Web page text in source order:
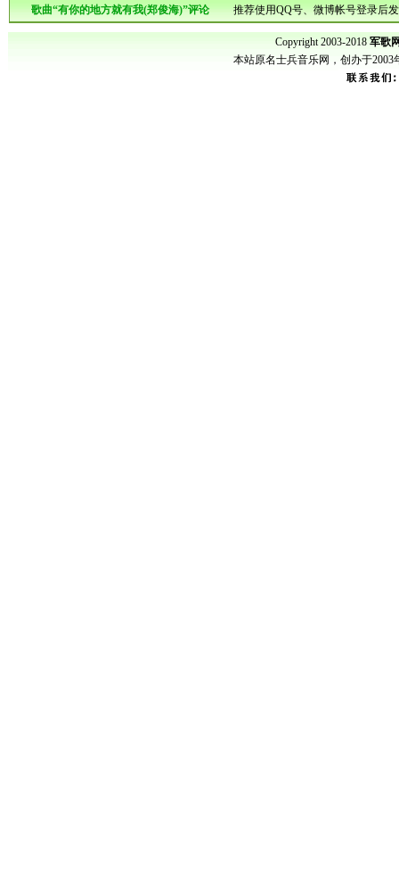
士兵
有你
枪林
我们
一起
歌曲“有你的地方就有我(郑俊海)”评论推荐使用QQ号、微博帐号登录后发
Copyright 2003-2018 军歌
本站原名士兵音乐网，创办于